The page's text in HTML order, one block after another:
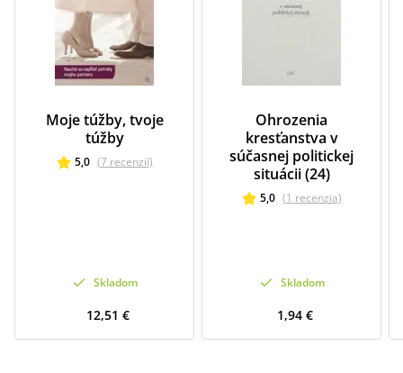
Moje túžby, tvoje
túžby
5,0 (7 recenzií)
Skladom
12,51 €
Ohrozenia
kresťanstva v
súčasnej politickej
situácii (24)
5,0 (1 recenzia)
Skladom
1,94 €